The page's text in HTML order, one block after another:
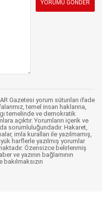
Gazetesi yorum sütunları ifade
temel insan haklarına,
temelinde ve demokratik
açıktır. Yorumların içerik ve
sorumluluğundadır. Hakaret,
imla kuralları ile yazılmamış,
harflerle yazılmış yorumlar
Özensizce belirlenmiş
ve yazının bağlamının
bakılmaksızın